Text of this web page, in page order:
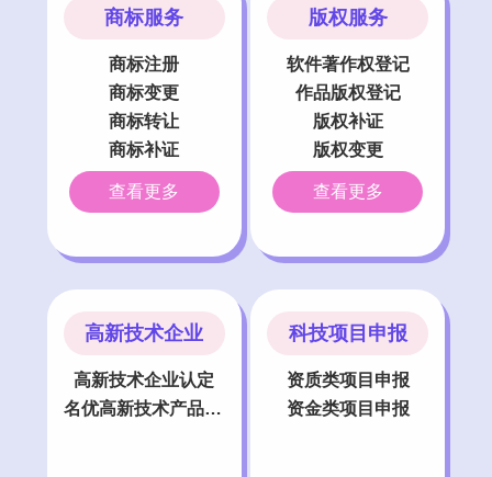
商标服务
商标注册
商标变更
商标转让
商标补证
商标许可
商标续展
查看更多
版权服务
软件著作权登记
作品版权登记
版权补证
版权变更
查看更多
高新技术企业
高新技术企业认定
名优高新技术产品评选
科技项目申报
资质类项目申报
资金类项目申报